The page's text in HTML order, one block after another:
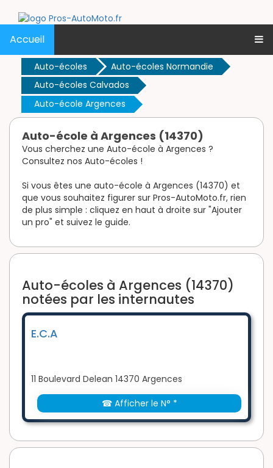
Accueil
Auto-écoles
Auto-écoles Normandie
Auto-écoles Calvados
Auto-école Argences
Auto-école à Argences (14370)
Vous cherchez une Auto-école à Argences ?
Consultez nos Auto-écoles !
Si vous êtes une auto-école à Argences (14370) et
que vous souhaitez figurer sur Pros-AutoMoto.fr, rien
de plus simple : cliquez en haut à droite sur "Ajouter
un pro" et suivez le guide.
Auto-écoles à Argences (14370)
notées par les internautes
E.C.A
11 Boulevard Delean 14370 Argences
☎ Afficher le N° *